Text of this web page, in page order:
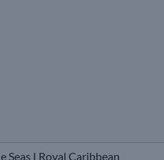
Seas I Royal Caribbean